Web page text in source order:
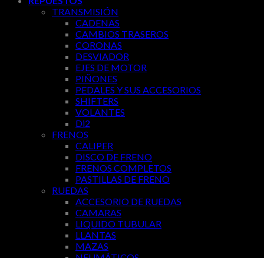
TRANSMISIÓN
CADENAS
CAMBIOS TRASEROS
CORONAS
DESVIADOR
EJES DE MOTOR
PIÑONES
PEDALES Y SUS ACCESORIOS
SHIFTERS
VOLANTES
Di2
FRENOS
CALIPER
DISCO DE FRENO
FRENOS COMPLETOS
PASTILLAS DE FRENO
RUEDAS
ACCESORIO DE RUEDAS
CAMARAS
LIQUIDO TUBULAR
LLANTAS
MAZAS